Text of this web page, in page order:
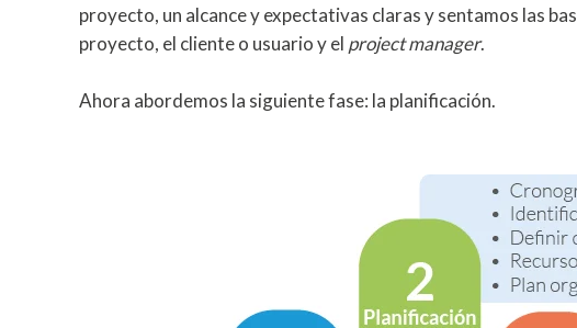
proyecto, un alcance y expectativas claras y sentamos las
proyecto, el cliente o usuario y el project manager.
Ahora abordemos la siguiente fase: la planificación.